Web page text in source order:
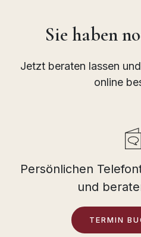
Sie haben
Jetzt beraten lassen
online
Persönlichen
und
TERMIN